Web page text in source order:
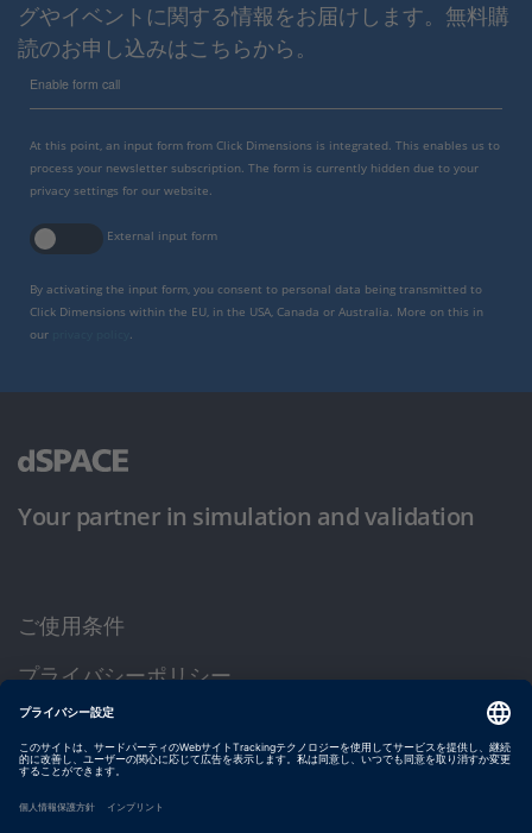
グやイベントに関する情報をお届けします。無料購
読のお申し込みはこちらから。
Enable form call
At this point, an input form from Click Dimensions is integrated. This enables us to
process your newsletter subscription. The form is currently hidden due to your
privacy settings for our website.
External input form
By activating the input form, you consent to personal data being transmitted to
Click Dimensions within the EU, in the USA, Canada or Australia. More on this in
our
Your partner in simulation and validation
ご使用条件
プライバシーポリシー
約款
サイト運営会社情報